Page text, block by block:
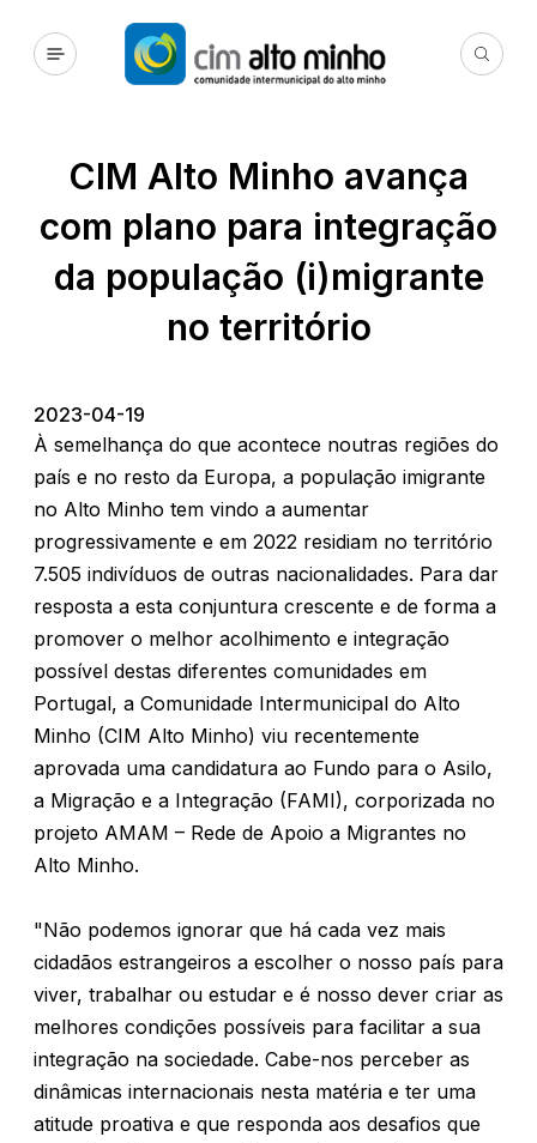
CIM Alto Minho avança
com plano para integração
da população (i)migrante
no território
2023-04-19
À semelhança do que acontece noutras regiões do
país e no resto da Europa, a população imigrante
no Alto Minho tem vindo a aumentar
progressivamente e em 2022 residiam no território
7.505 indivíduos de outras nacionalidades. Para dar
resposta a esta conjuntura crescente e de forma a
promover o melhor acolhimento e integração
possível destas diferentes comunidades em
Portugal, a Comunidade Intermunicipal do Alto
Minho (CIM Alto Minho) viu recentemente
aprovada uma candidatura ao Fundo para o Asilo,
a Migração e a Integração (FAMI), corporizada no
projeto AMAM – Rede de Apoio a Migrantes no
Alto Minho.
"Não podemos ignorar que há cada vez mais
cidadãos estrangeiros a escolher o nosso país para
viver, trabalhar ou estudar e é nosso dever criar as
melhores condições possíveis para facilitar a sua
integração na sociedade. Cabe-nos perceber as
dinâmicas internacionais nesta matéria e ter uma
atitude proativa e que responda aos desafios que